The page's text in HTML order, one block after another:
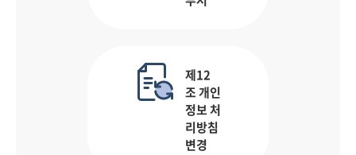
제12
조 개인
정보 처
리방침
변경